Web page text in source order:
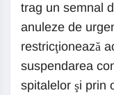
trag un semnal
anuleze de
restricţionează
suspendarea
spitalelor şi prin